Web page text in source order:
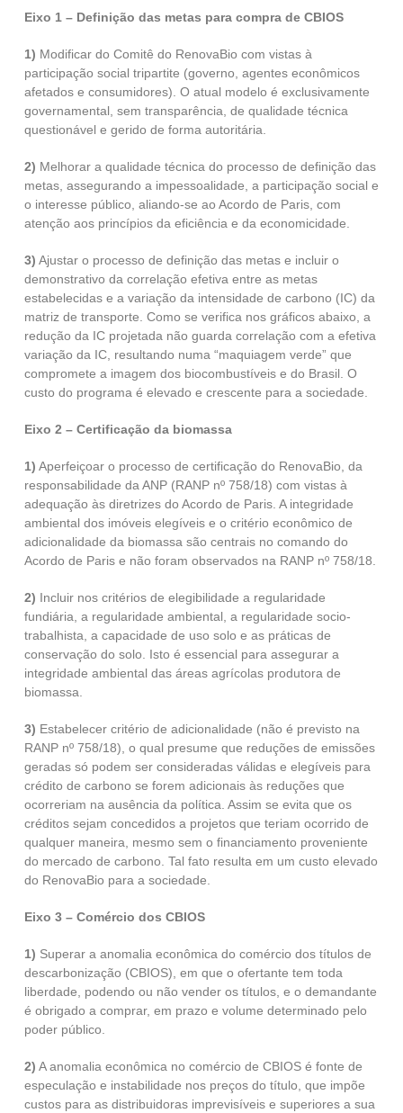
Eixo 1 – Definição das metas para compra de CBIOS
1) Modificar do Comitê do RenovaBio com vistas à
participação social tripartite (governo, agentes econômicos
afetados e consumidores). O atual modelo é exclusivamente
governamental, sem transparência, de qualidade técnica
questionável e gerido de forma autoritária.
2) Melhorar a qualidade técnica do processo de definição das
metas, assegurando a impessoalidade, a participação social e
o interesse público, aliando-se ao Acordo de Paris, com
atenção aos princípios da eficiência e da economicidade.
3) Ajustar o processo de definição das metas e incluir o
demonstrativo da correlação efetiva entre as metas
estabelecidas e a variação da intensidade de carbono (IC) da
matriz de transporte. Como se verifica nos gráficos abaixo, a
redução da IC projetada não guarda correlação com a efetiva
variação da IC, resultando numa “maquiagem verde” que
compromete a imagem dos biocombustíveis e do Brasil. O
custo do programa é elevado e crescente para a sociedade.
Eixo 2 – Certificação da biomassa
1) Aperfeiçoar o processo de certificação do RenovaBio, da
responsabilidade da ANP (RANP nº 758/18) com vistas à
adequação às diretrizes do Acordo de Paris. A integridade
ambiental dos imóveis elegíveis e o critério econômico de
adicionalidade da biomassa são centrais no comando do
Acordo de Paris e não foram observados na RANP nº 758/18.
2) Incluir nos critérios de elegibilidade a regularidade
fundiária, a regularidade ambiental, a regularidade socio-
trabalhista, a capacidade de uso solo e as práticas de
conservação do solo. Isto é essencial para assegurar a
integridade ambiental das áreas agrícolas produtora de
biomassa.
3) Estabelecer critério de adicionalidade (não é previsto na
RANP nº 758/18), o qual presume que reduções de emissões
geradas só podem ser consideradas válidas e elegíveis para
crédito de carbono se forem adicionais às reduções que
ocorreriam na ausência da política. Assim se evita que os
créditos sejam concedidos a projetos que teriam ocorrido de
qualquer maneira, mesmo sem o financiamento proveniente
do mercado de carbono. Tal fato resulta em um custo elevado
do RenovaBio para a sociedade.
Eixo 3 – Comércio dos CBIOS
1) Superar a anomalia econômica do comércio dos títulos de
descarbonização (CBIOS), em que o ofertante tem toda
liberdade, podendo ou não vender os títulos, e o demandante
é obrigado a comprar, em prazo e volume determinado pelo
poder público.
2) A anomalia econômica no comércio de CBIOS é fonte de
especulação e instabilidade nos preços do título, que impõe
custos para as distribuidoras imprevisíveis e superiores a sua